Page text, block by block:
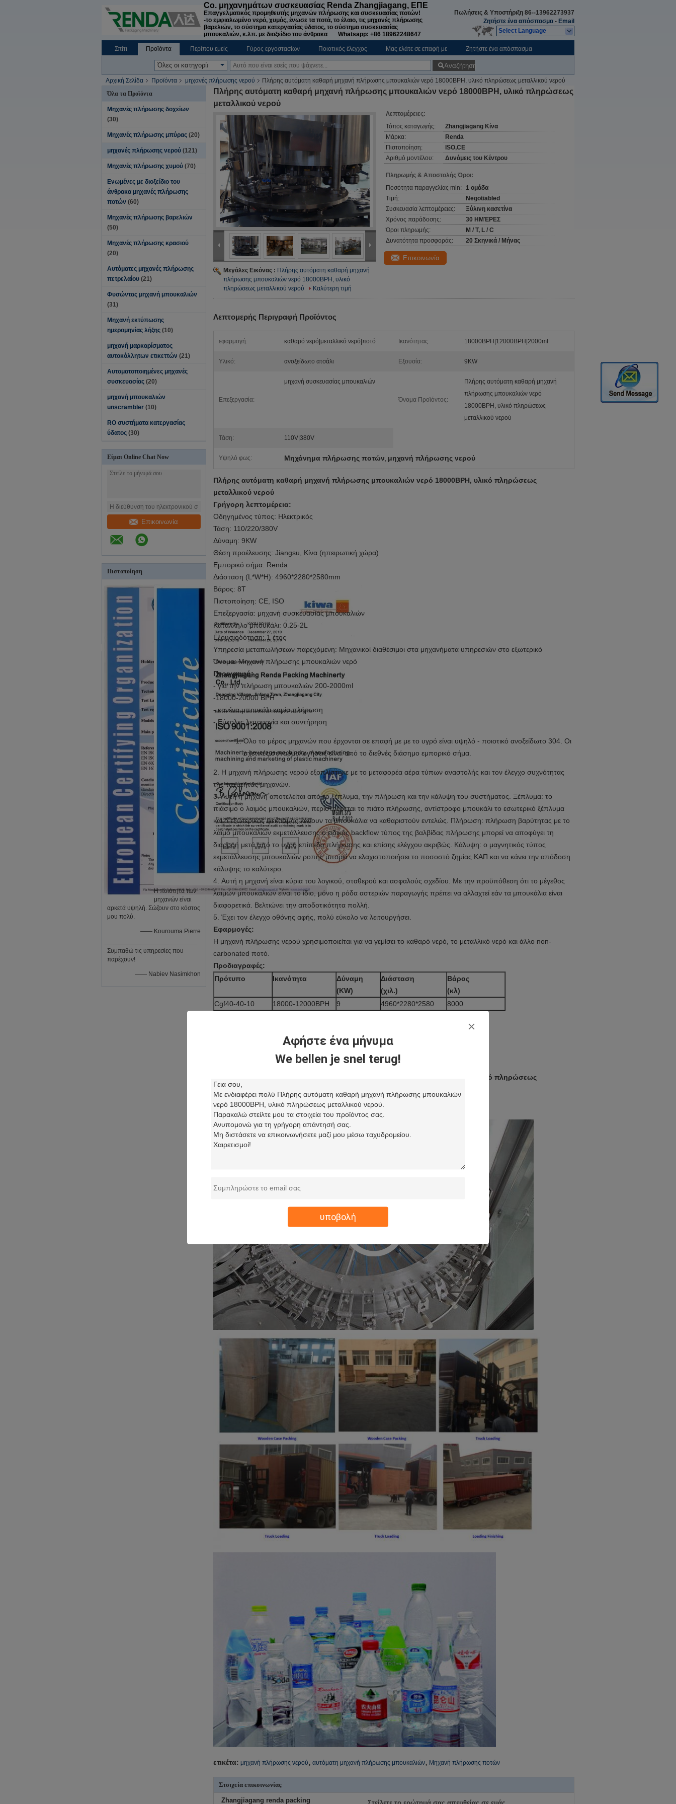
Co. μηχανημάτων συσκευασίας Renda Zhangjiagang, ΕΠΕ
Επαγγελματικός προμηθευτής μηχανών πλήρωσης και συσκευασίας ποτών!
-το εμφιαλωμένο νερό, χυμός, ένωσε τα ποτά, το έλαιο, τις μηχανές πλήρωσης
βαρελιών, το σύστημα κατεργασίας ύδατος, το σύστημα συσκευασίας
μπουκαλιών, κ.λπ. με διοξείδιο του άνθρακα Whatsapp: +86 18962248647
Πωλήσεις & Υποστήριξη 86--13962273937
Ζητήστε ένα απόσπασμα - Email
Select Language
Σπίτι Προϊόντα Περίπου εμείς Γύρος εργοστασίων Ποιοτικός έλεγχος Μας ελάτε σε επαφή με Ζητήστε ένα απόσπασμα
Ειδήσεις επιχείρησης Αναζήτηση
Αρχική Σελίδα Προϊόντα μηχανές πλήρωσης νερού Πλήρης αυτόματη καθαρή μηχανή πλήρωσης μπουκαλιών νερό 18000BPH, υλικό πληρώσεως μεταλλικού νερού
Αφήστε ένα μήνυμα
We bellen je snel terug!
υποβολή
Όλα τα Προϊόντα
Μηχανές πλήρωσης δοχείων
(30)
Μηχανές πλήρωσης μπύρας (20)
μηχανές πλήρωσης νερού (121)
Μηχανές πλήρωσης χυμού (70)
Ενωμένες με διοξείδιο του
άνθρακα μηχανές πλήρωσης
ποτών (60)
Μηχανές πλήρωσης βαρελιών
(50)
Μηχανές πλήρωσης κρασιού
(20)
Αυτόματες μηχανές πλήρωσης
πετρελαίου (21)
Φυσώντας μηχανή μπουκαλιών
(31)
Μηχανή εκτύπωσης
ημερομηνίας λήξης (10)
μηχανή μαρκαρίσματος
αυτοκόλλητων ετικεττών (21)
Αυτοματοποιημένες μηχανές
συσκευασίας (20)
μηχανή μπουκαλιών
unscrambler (10)
RO συστήματα κατεργασίας
ύδατος (30)
Είμαι Online Chat Now
Επικοινωνία
Πιστοποίηση
Η ποιότητα των
μηχανών είναι
αρκετά υψηλή. Σώζουν στο κόστος
μου πολύ.
—— Kourouma Pierre
Συμπαθώ τις υπηρεσίες που
παρέχουν!
—— Nabiev Nasimkhon
Πλήρης αυτόματη καθαρή μηχανή πλήρωσης μπουκαλιών νερό 18000BPH, υλικό πληρώσεως
μεταλλικού νερού
Μεγάλες Εικόνας : Πλήρης αυτόματη καθαρή μηχανή
πλήρωσης μπουκαλιών νερό 18000BPH, υλικό
πληρώσεως μεταλλικού νερού
Καλύτερη τιμή
Λεπτομέρειες:
Τόπος καταγωγής:
Zhangjiagang Κίνα
Μάρκα:
Renda
Πιστοποίηση:
ISO,CE
Αριθμό μοντέλου:
Δυνάμεις του Κέντρου
Πληρωμής & Αποστολής Όροι:
Ποσότητα παραγγελίας min: 1 ομάδα
Τιμή:
Negotiabled
Συσκευασία λεπτομέρειες:
Ξύλινη κασετίνα
Χρόνος παράδοσης:
30 ΗΜΈΡΕΣ
Όροι πληρωμής:
Μ / Τ, L / C
Δυνατότητα προσφοράς:
20 Σκηνικά / Μήνας
Επικοινωνία
Λεπτομερής Περιγραφή Προϊόντος
εφαρμογή: καθαρό νερό|μεταλλικό νερό|ποτό Ικανότητας: 18000BPH|12000BPH|2000ml
Υλικό: ανοξείδωτο ατσάλι Εξουσία: 9KW
Επεξεργασία:
μηχανή συσκευασίας μπουκαλιών
Όνομα Προϊόντος:
Πλήρης αυτόματη καθαρή μηχανή
πλήρωσης μπουκαλιών νερό
18000BPH, υλικό πληρώσεως
μεταλλικού νερού
Τάση: 110V|380V
Υψηλό φως: Μηχάνημα πλήρωσης ποτών, μηχανή πλήρωσης νερού
Πλήρης αυτόματη καθαρή μηχανή πλήρωσης μπουκαλιών νερό 18000BPH, υλικό πληρώσεως
μεταλλικού νερού
Γρήγορη λεπτομέρεια:
Οδηγημένος τύπος: Ηλεκτρικός
Τάση: 110/220/380V
Δύναμη: 9KW
Θέση προέλευσης: Jiangsu, Κίνα (ηπειρωτική χώρα)
Εμπορικό σήμα: Renda
Διάσταση (L*W*H): 4960*2280*2580mm
Βάρος: 8T
Πιστοποίηση: CE, ISO
Επεξεργασία: μηχανή συσκευασίας μπουκαλιών
Κατάλληλο μπουκάλι: 0.25-2L
Εξουσιοδότηση: 1 έτος
Υπηρεσία μεταπωλήσεων παρεχόμενη: Μηχανικοί διαθέσιμοι στα μηχανήματα υπηρεσιών στο εξωτερικό
Όνομα:Μηχανή πλήρωσης μπουκαλιών νερό
Περιγραφή:
- για την πλήρωση μπουκαλιών 200-2000ml
-18000-20000 BPH
- κανένα μπουκάλι καμία πλήρωση
- Εύκολες λειτουργία και συντήρηση
Όλο το μέρος μηχανών που έρχονται σε επαφή με με το υγρό είναι υψηλό - ποιοτικό ανοξείδωτο 304. Οι
σχετικές συναρμολογήσεις είναι από το διεθνές διάσημο εμπορικό σήμα.
2. Η μηχανή πλήρωσης νερού εξοπλίστηκε με το μεταφορέα αέρα τύπων αναστολής και τον έλεγχο συχνότητας
της ταχύτητας μηχανών.
3. Αυτή η μηχανή αποτελείται από το ξέπλυμα, την πλήρωση και την κάλυψη του συστήματος. Ξέπλυμα: το
πιάσιμο ο λαιμός μπουκαλιών, περιστρέφεται το πιάτο πλήρωσης, αντίστροφο μπουκάλι το εσωτερικό ξέπλυμα
και ο εξωτερικός ψεκασμός κάνουν τα μπουκάλια να καθαριστούν εντελώς. Πλήρωση: πλήρωση βαρύτητας με το
λαιμό μπουκαλιών εκμετάλλευσης ο ειδικός backflow τύπος της βαλβίδας πλήρωσης μπορεί να αποφύγει τη
διαρροή μετά από το υγρό επίπεδο πλήρωσης και επίσης ελέγχου ακριβώς. Κάλυψη: ο μαγνητικός τύπος
εκμετάλλευσης μπουκαλιών ροπής μπορεί να ελαχιστοποιήσει το ποσοστό ζημίας ΚΑΠ και να κάνει την απόδοση
κάλυψης το καλύτερο.
4. Αυτή η μηχανή είναι κύρια του λογικού, σταθερού και ασφαλούς σχεδίου. Με την προϋπόθεση ότι το μέγεθος
λαιμών μπουκαλιών είναι το ίδιο, μόνο η ρόδα αστεριών παραγωγής πρέπει να αλλαχτεί εάν τα μπουκάλια είναι
διαφορετικά. Βελτιώνει την αποδοτικότητα πολλή.
5. Έχει τον έλεγχο οθόνης αφής, πολύ εύκολο να λειτουργήσει.
Εφαρμογές:
Η μηχανή πλήρωσης νερού χρησιμοποιείται για να γεμίσει το καθαρό νερό, το μεταλλικό νερό και άλλο non-
carbonated ποτό.
Προδιαγραφές:
Πρότυπο
Ικανότητα
Δύναμη
(KW)
Διάσταση
(χιλ.)
Βάρος
(κλ)
Cgf40-40-10
18000-12000BPH 9 4960*2280*2580
8000
Επί παραγγελία λεπτομέρειες
Παράδοση εγκαίρως.
Καλή υπηρεσία διάρκειας ζωής.
Πλήρης αυτόματη καθαρή μηχανή πλήρωσης μπουκαλιών νερό 18000BPH, υλικό πληρώσεως
μεταλλικού νερού
Μεταφορτώστε για περισσότερες λεπτομέρειες:
18000-20000BPH ποτό που γεμίζει machine.pdf
ετικέτα: μηχανή πλήρωσης νερού, αυτόματη μηχανή πλήρωσης μπουκαλιών, Μηχανή πλήρωσης ποτών
Στοιχεία επικοινωνίας
Zhangjiagang renda packing